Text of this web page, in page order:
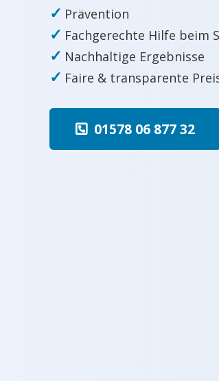
✓ Prävention
✓ Fachgerechte Hilfe beim
✓ Nachhaltige Ergebnisse
✓ Faire & transparente
01578 06 877 32